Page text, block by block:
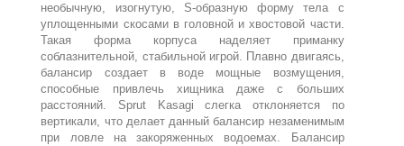
необычную, изогнутую, S-образную форму тела с
уплощенными скосами в головной и хвостовой части.
Такая форма корпуса наделяет приманку
соблазнительной, стабильной игрой. Плавно двигаясь,
балансир создает в воде мощные возмущения,
способные привлечь хищника даже с больших
расстояний. Sprut Kasagi слегка отклоняется по
вертикали, что делает данный балансир незаменимым
при ловле на закоряженных водоемах. Балансир